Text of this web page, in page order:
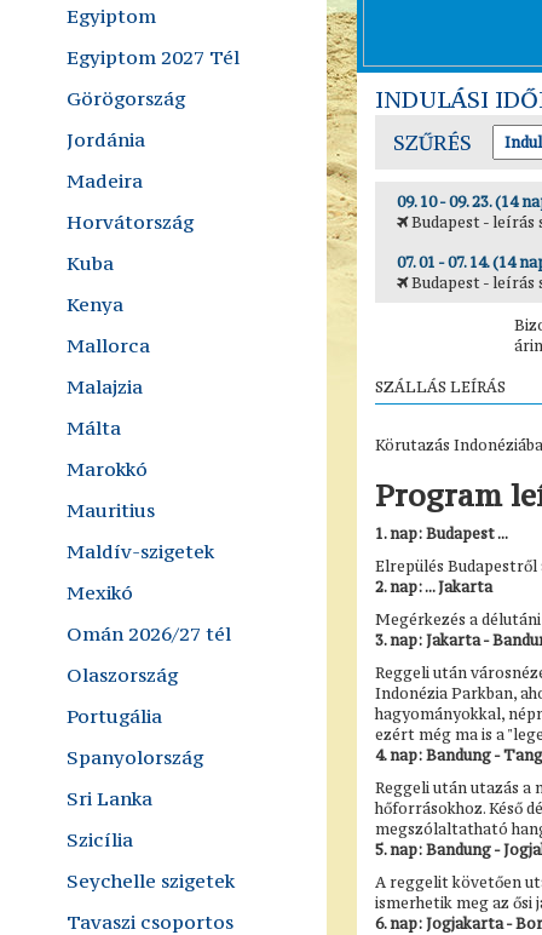
Egyiptom
Egyiptom 2027 Tél
Görögország
Jordánia
Madeira
Horvátország
Kuba
Kenya
Mallorca
Malajzia
Málta
Marokkó
Mauritius
Maldív-szigetek
Mexikó
Omán 2026/27 tél
Olaszország
Portugália
Spanyolország
Sri Lanka
Szicília
Seychelle szigetek
Tavaszi csoportos
INDULÁSI
SZŰRÉS
09. 10 - 09. 23. (14
Budapest - leírás
07. 01 - 07. 14. (14
Budapest - leírás
SZÁLLÁS LEÍRÁS
Körutazás
Program
1. nap: Budapest ...
Elrepülés Budapestről
2. nap: ... Jakarta
Megérkezés a
3. nap: Jakarta -
Reggeli után
Indonézia Parkban,
hagyományokkal,
ezért még ma is a
4. nap: Bandung -
Reggeli után utazás a
hőforrásokhoz. Késő
megszólaltatható
5. nap: Bandung -
A reggelit követően
ismerhetik meg az ősi
6. nap: Jogjakarta -